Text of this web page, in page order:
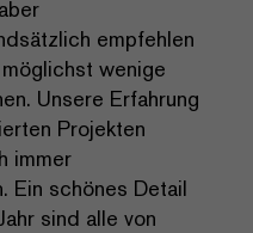
empfehlen
wenige
Unsere Erfahrung
Projekten
immer
Ein schönes Detail
sind alle von